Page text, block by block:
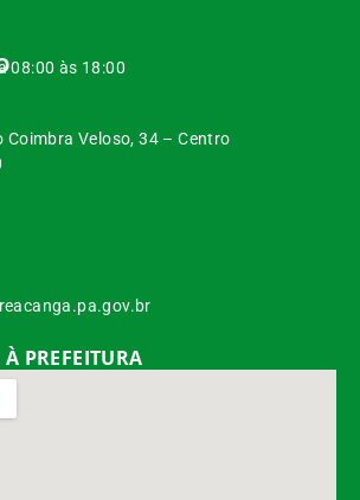
08:00 às 18:00
Coimbra Veloso, 34 – Centro
PREFEITURA